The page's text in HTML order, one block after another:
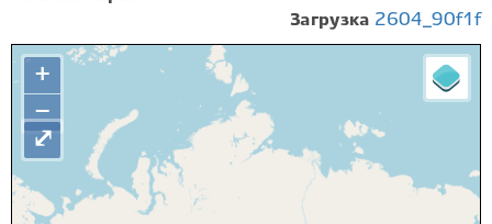
Загрузка 2604_90f1f
+
−
⤢